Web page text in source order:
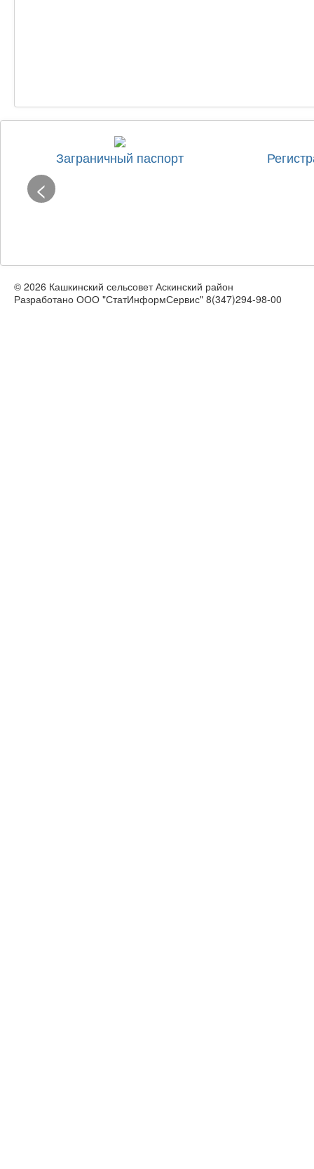
Заграничный паспорт
<
© 2026 Кашкинский сельсовет Аскинский район
Разработано ООО "СтатИнформСервис" 8(347)294-98-00